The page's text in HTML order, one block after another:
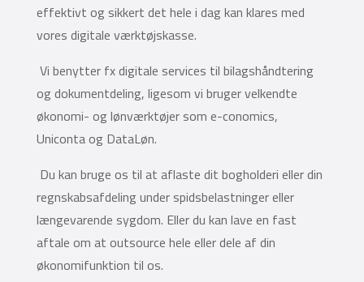
effektivt og sikkert det hele i dag kan klares med
vores digitale værktøjskasse.
Vi benytter fx digitale services til bilagshåndtering
og dokumentdeling, ligesom vi bruger velkendte
økonomi- og lønværktøjer som e-conomics,
Uniconta og DataLøn.
Du kan bruge os til at aflaste dit bogholderi eller din
regnskabsafdeling under spidsbelastninger eller
længevarende sygdom. Eller du kan lave en fast
aftale om at outsource hele eller dele af din
økonomifunktion til os.